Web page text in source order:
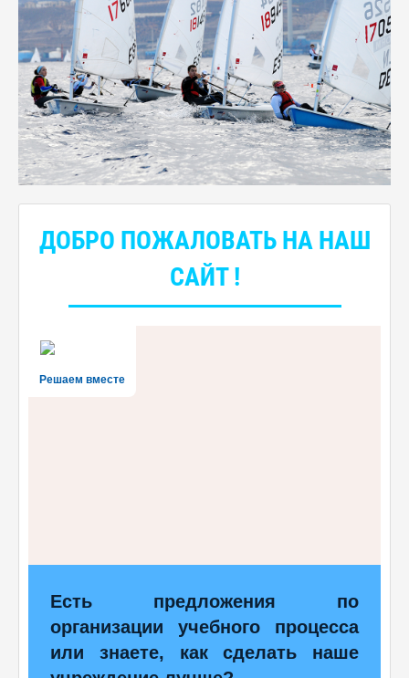
ДОБРО ПОЖАЛОВАТЬ НА НАШ
САЙТ !
Решаем вместе
Есть предложения по
организации учебного процесса
или знаете, как сделать наше